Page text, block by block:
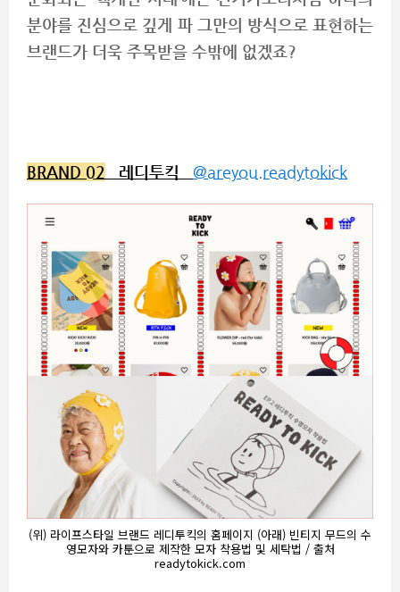
분야를 진심으로 깊게 파 그만의 방식으로 표현하는
브랜드가 더욱 주목받을 수밖에 없겠죠?
BRAND 02 레디투킥 @areyou.readytokick
(위) 라이프스타일 브랜드 레디투킥의 홈페이지 (아래) 빈티지 무드의 수
영모자와 카툰으로 제작한 모자 착용법 및 세탁법 / 출처
readytokick.com